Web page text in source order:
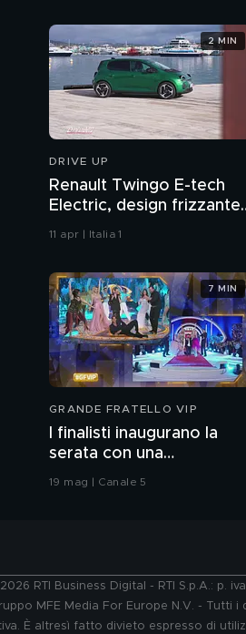
DRIVE UP
Renault Twingo E-tech
Electric, design frizzante
e forme arrotondate
11 apr | Italia 1
2 MIN
GRANDE FRATELLO VIP
I finalisti inaugurano la
serata con una
coreografia
19 mag | Canale 5
7 MIN
RTI Business Digital - RTI S.p.A.: p.
MFE Media For Europe N.V. -
È altresì fatto divieto espresso di